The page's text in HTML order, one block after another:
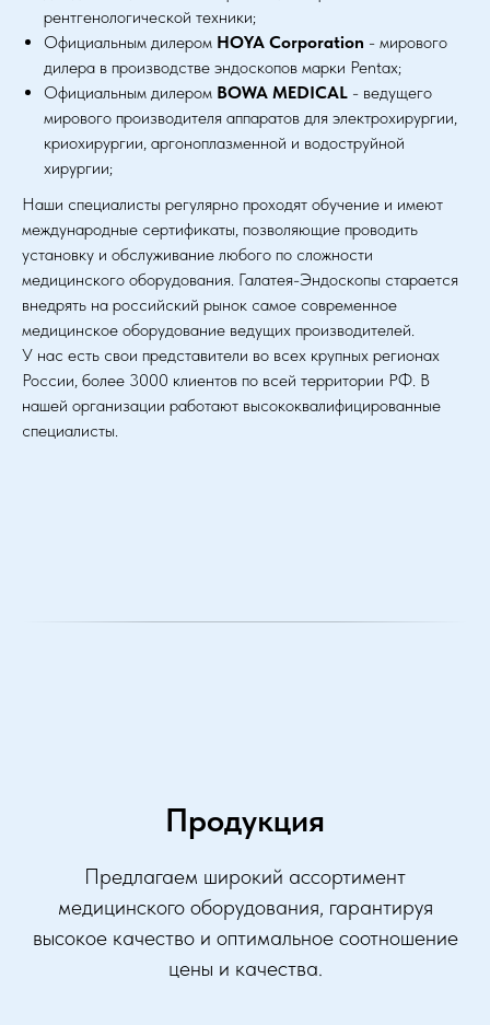
рентгенологической техники;
Официальным дилером HOYA Corporation - мирового
дилера в производстве эндоскопов марки Pentax;
Официальным дилером BOWA MEDICAL - ведущего
мирового производителя аппаратов для электрохирургии,
криохирургии, аргоноплазменной и водоструйной
хирургии;
Наши специалисты регулярно проходят обучение и имеют
международные сертификаты, позволяющие проводить
установку и обслуживание любого по сложности
медицинского оборудования. Галатея-Эндоскопы старается
внедрять на российский рынок самое современное
медицинское оборудование ведущих производителей.
У нас есть свои представители во всех крупных регионах
России, более 3000 клиентов по всей территории РФ. В
нашей организации работают высококвалифицированные
специалисты.
Продукция
Предлагаем широкий ассортимент
медицинского оборудования, гарантируя
высокое качество и оптимальное соотношение
цены и качества.